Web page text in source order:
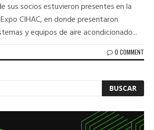
sus socios estuvieron presentes en la
CIHAC, en donde presentaron
y equipos de aire acondicionado...
0 COMMENT